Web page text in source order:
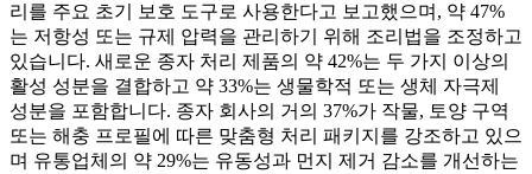
리를 주요 초기 보호 도구로 사용한다고 보고했으며, 약 47%
는 저항성 또는 규제 압력을 관리하기 위해 조리법을 조정하고
있습니다. 새로운 종자 처리 제품의 약 42%는 두 가지 이상의
활성 성분을 결합하고 약 33%는 생물학적 또는 생체 자극제
성분을 포함합니다. 종자 회사의 거의 37%가 작물, 토양 구역
또는 해충 프로필에 따른 맞춤형 처리 패키지를 강조하고 있으
며 유통업체의 약 29%는 유동성과 먼지 제거 감소를 개선하는